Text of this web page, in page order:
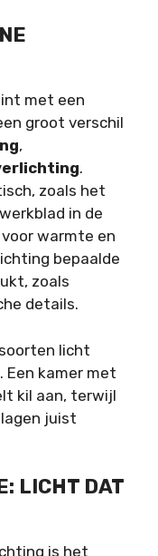
met een
groot verschil
,
.
zoals het
in de
warmte en
bepaalde
zoals
details.
licht
Een kamer met
kil aan, terwijl
juist
LICHT DAT
is het